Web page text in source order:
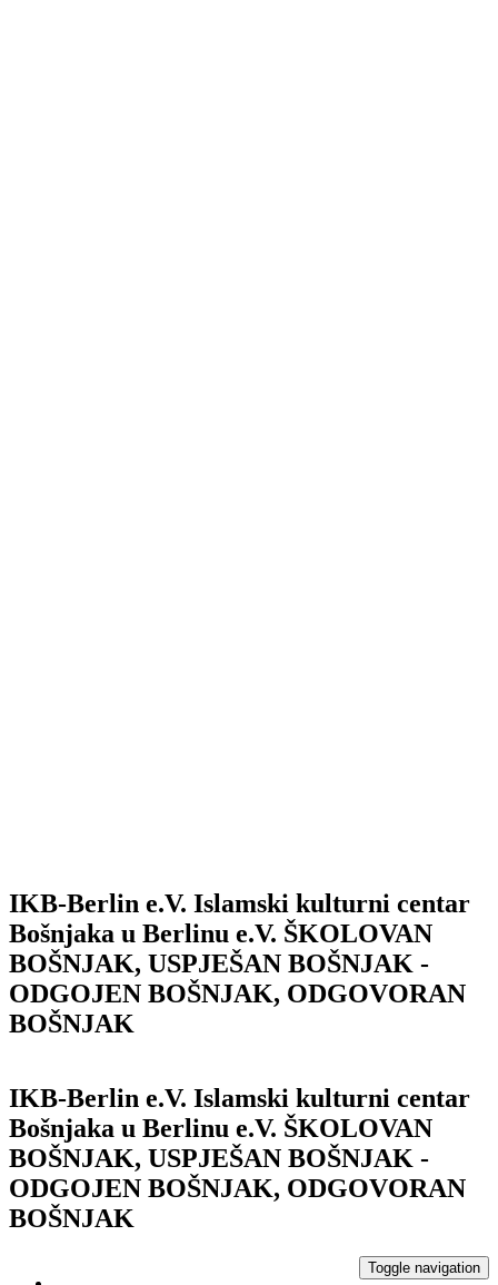
IKB-Berlin e.V. Islamski kulturni centar
Bošnjaka u Berlinu e.V. ŠKOLOVAN
BOŠNJAK, USPJEŠAN BOŠNJAK -
ODGOJEN BOŠNJAK, ODGOVORAN
BOŠNJAK
IKB-Berlin e.V. Islamski kulturni centar
Bošnjaka u Berlinu e.V. ŠKOLOVAN
BOŠNJAK, USPJEŠAN BOŠNJAK -
ODGOJEN BOŠNJAK, ODGOVORAN
BOŠNJAK
Toggle navigation